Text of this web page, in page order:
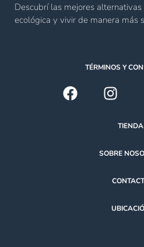
Descubrí las mejores
ecológica y vivir de manera más
TÉRMINOS Y
TIENDA
SOBRE